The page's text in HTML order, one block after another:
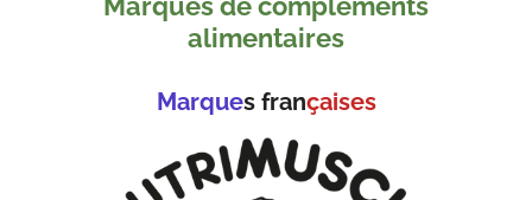
Marques de compléments
alimentaires
Marques françaises